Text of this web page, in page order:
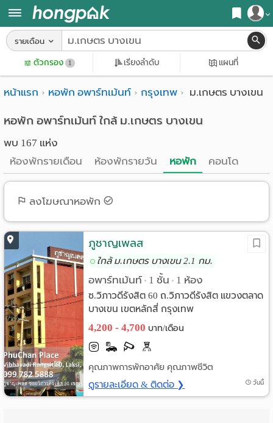
สมัครสมาชิก
เข้าสู่ระบบ
หน้า
แรก
ค้นหา
หอพัก ใกล้ฉัน
ค้นจากสถานีรถไฟฟ้า
ค้นจากสถานศึกษา
ค้นจากแผนที่
ค้นแบบละเอียด
อ
พาร์
ท
ห้อง
พัก
ราย
เดือน
ห้อง
พัก
ราย
รายเดือน
ตัวกรอง 1 เรียงลำดับ แผนที่
หน้าแรก หอพัก อพาร์ทเม้นท์ กรุงเทพ ม.เกษตร บางเขน
หอพัก อพาร์ทเม้นท์ ใกล้ ม.เกษตร บางเขน
พบ 167 แห่ง
ห้องพักรายเดือน
ห้องพักรายวัน หอพัก คอนโด
ลงโฆษณาหอพัก
ภูชาญเพลส
ใกล้ ม.เกษตร บางเขน 2.1 กม.
อพาร์ทเม้นท์ • 1 ชั้น • 1 ห้อง
ซ.วิภาวดีรังสิต 60 ถ.วิภาวดีรังสิต แขวงตลาด
บางเขน เขตหลักสี่ กรุงเทพ
4,200 - 4,700 บาท/เดือน
คุณภาพการพักอาศัย คุณภาพชีวิต
ดูรายละเอียด & ติดต่อ ❯ วันนี้